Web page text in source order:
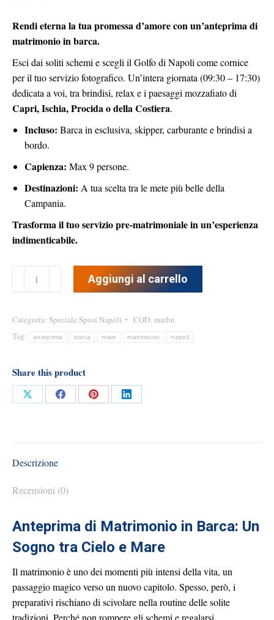
Rendi eterna la tua promessa d’amore con un’anteprima di
matrimonio in barca.
Esci dai soliti schemi e scegli il Golfo di Napoli come cornice
per il tuo servizio fotografico. Un’intera giornata (09:30 – 17:30)
dedicata a voi, tra brindisi, relax e i paesaggi mozzafiato di
Capri, Ischia, Procida o della Costiera.
Incluso: Barca in esclusiva, skipper, carburante e brindisi a
bordo.
Capienza: Max 9 persone.
Destinazioni: A tua scelta tra le mete più belle della
Campania.
Trasforma il tuo servizio pre-matrimoniale in un’esperienza
indimenticabile.
Barca
a
Aggiungi al carrello
Categoria: Speciale Sposi Napoli COD: matbn
Tag:
anteprima barca mare matrimonio napoli
Share this product
Share
Share
Share
Share
Descrizione
Recensioni (0)
Anteprima di Matrimonio in Barca: Un
Sogno tra Cielo e Mare
Il matrimonio è uno dei momenti più intensi della vita, un
passaggio magico verso un nuovo capitolo. Spesso, però, i
preparativi rischiano di scivolare nella routine delle solite
tradizioni. Perché non rompere gli schemi e regalarsi